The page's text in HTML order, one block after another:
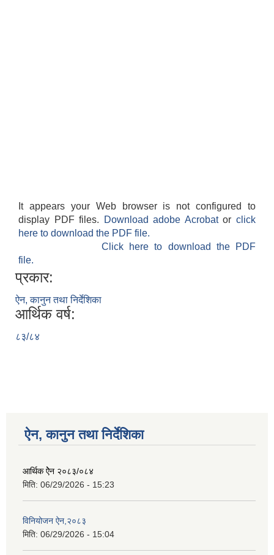
It appears your Web browser is not configured to
display PDF files.
Download adobe Acrobatorclick
here to download the PDF file.
Click here to download the PDF
file.
प्रकार:
ऐन, कानुन तथा निर्देशिका
आर्थिक वर्ष:
८३/८४
ऐन, कानुन तथा निर्देशिका
आर्थिक ऐेन २०८३/०८४
मिति: 06/29/2026 - 15:23
विनियोजन ऐन,२०८३
मिति: 06/29/2026 - 15:04